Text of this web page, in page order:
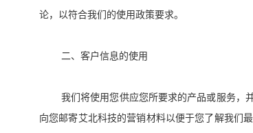
论，以符合我们的使用政策要求。
二、客户信息的使用
我们将使用您供应您所要求的产品或服务，
向您邮寄艾北科技的营销材料以便于您了解我们